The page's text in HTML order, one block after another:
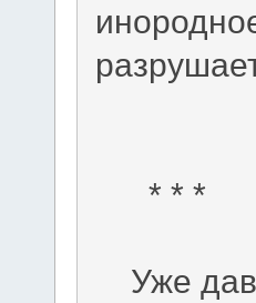
* * *
Уже